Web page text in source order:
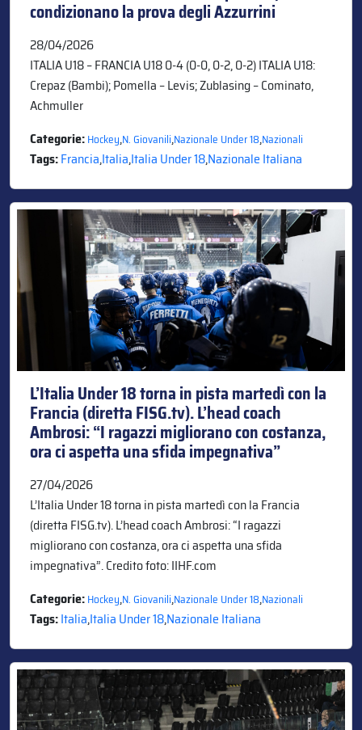
condizionano la prova degli Azzurrini
28/04/2026
ITALIA U18 – FRANCIA U18 0-4 (0-0, 0-2, 0-2) ITALIA U18:
Crepaz (Bambi); Pomella – Levis; Zublasing – Cominato,
Achmuller
Categorie:Hockey,N. Giovanili,Nazionale Under 18,Nazionali
Tags:Francia,Italia,Italia Under 18,Nazionale Italiana
L’Italia Under 18 torna in pista martedì con la
Francia (diretta FISG.tv). L’head coach
Ambrosi: “I ragazzi migliorano con costanza,
ora ci aspetta una sfida impegnativa”
27/04/2026
L’Italia Under 18 torna in pista martedì con la Francia
(diretta FISG.tv). L’head coach Ambrosi: “I ragazzi
migliorano con costanza, ora ci aspetta una sfida
impegnativa”. Credito foto: IIHF.com
Categorie:Hockey,N. Giovanili,Nazionale Under 18,Nazionali
Tags:Italia,Italia Under 18,Nazionale Italiana